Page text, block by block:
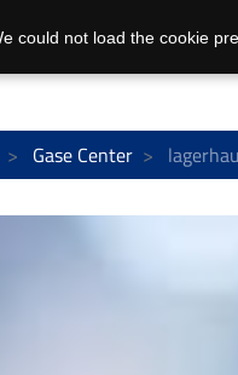
Gase Center
could not load the cookie